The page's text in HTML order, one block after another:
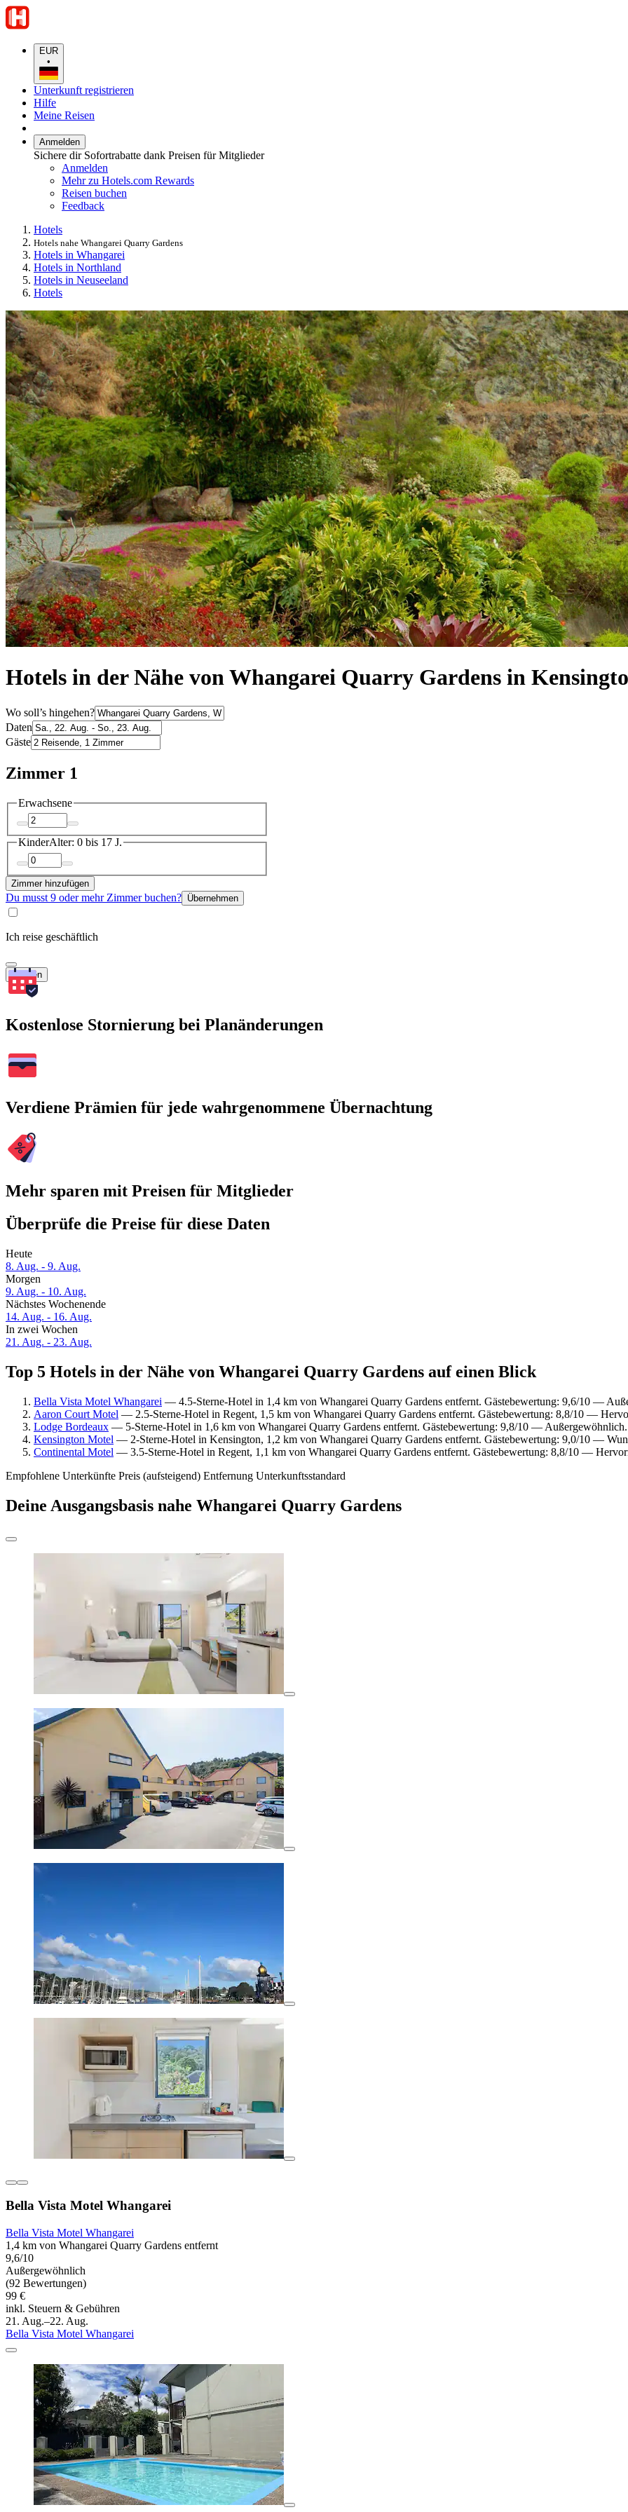
EUR
•
Unterkunft registrieren
Hilfe
Meine Reisen
Anmelden
Sichere dir Sofortrabatte dank Preisen für Mitglieder
Anmelden
Mehr zu Hotels.com Rewards
Reisen buchen
Feedback
Hotels
Hotels nahe Whangarei Quarry Gardens
Hotels in Whangarei
Hotels in Northland
Hotels in Neuseeland
Hotels
Hotels in der Nähe von Whangarei Quarry Gardens in
Wo soll’s hingehen?
Daten
Gäste
Zimmer 1
Erwachsene
KinderAlter: 0 bis 17 J.
Zimmer hinzufügen
Du musst 9 oder mehr Zimmer buchen? Übernehmen
Ich reise geschäftlich
Suchen
Kostenlose Stornierung bei Planänderungen
Verdiene Prämien für jede wahrgenommene Übernachtung
Mehr sparen mit Preisen für Mitglieder
Überprüfe die Preise für diese Daten
Heute
8. Aug. - 9. Aug.
Morgen
9. Aug. - 10. Aug.
Nächstes Wochenende
14. Aug. - 16. Aug.
In zwei Wochen
21. Aug. - 23. Aug.
Top 5 Hotels in der Nähe von Whangarei Quarry Gardens auf einen Blick
Bella Vista Motel Whangarei — 4.5-Sterne-Hotel in 1,4 km von Whangarei Quarry Gardens entfernt. Gästebewertung: 9,6/10 —
Aaron Court Motel — 2.5-Sterne-Hotel in Regent, 1,5 km von Whangarei Quarry Gardens entfernt. Gästebewertung: 8,8/10 —
Lodge Bordeaux — 5-Sterne-Hotel in 1,6 km von Whangarei Quarry Gardens entfernt. Gästebewertung: 9,8/10 — Außergewöhnlich.
Kensington Motel — 2-Sterne-Hotel in Kensington, 1,2 km von Whangarei Quarry Gardens entfernt. Gästebewertung: 9,0/10 —
Continental Motel — 3.5-Sterne-Hotel in Regent, 1,1 km von Whangarei Quarry Gardens entfernt. Gästebewertung: 8,8/10 —
Empfohlene Unterkünfte Preis (aufsteigend) Entfernung Unterkunftsstandard
Deine Ausgangsbasis nahe Whangarei Quarry Gardens
Bella Vista Motel Whangarei
Bella Vista Motel Whangarei
1,4 km von Whangarei Quarry Gardens entfernt
9,6/10
Außergewöhnlich
(92 Bewertungen)
99 €
inkl. Steuern & Gebühren
21. Aug.–22. Aug.
Bella Vista Motel Whangarei